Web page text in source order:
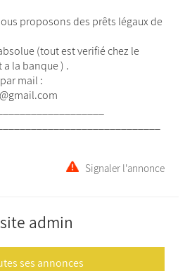
proposons des prêts légaux de
(tout est verifié chez le
la banque ) .
mail :
Signaler l'annonce
admin
ses annonces